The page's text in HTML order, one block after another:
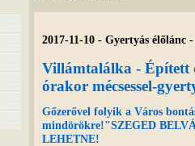
2017-11-10 - Gyertyás élőlánc
Villámtalálka - Épített
órakor mécsessel-
Gőzerővel folyik a Város
mindörökre!"SZEGED
LEHETNE!